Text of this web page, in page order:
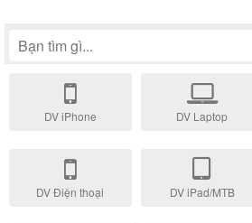
DV iPhone DV Laptop
DV Điện thoại DV iPad/MTB